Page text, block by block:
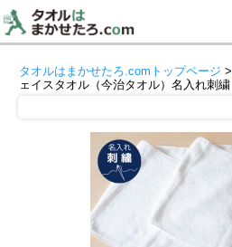
タオルはまかせたろ.comトップページ >
ェイスタオル（今治タオル）名入れ刺繍